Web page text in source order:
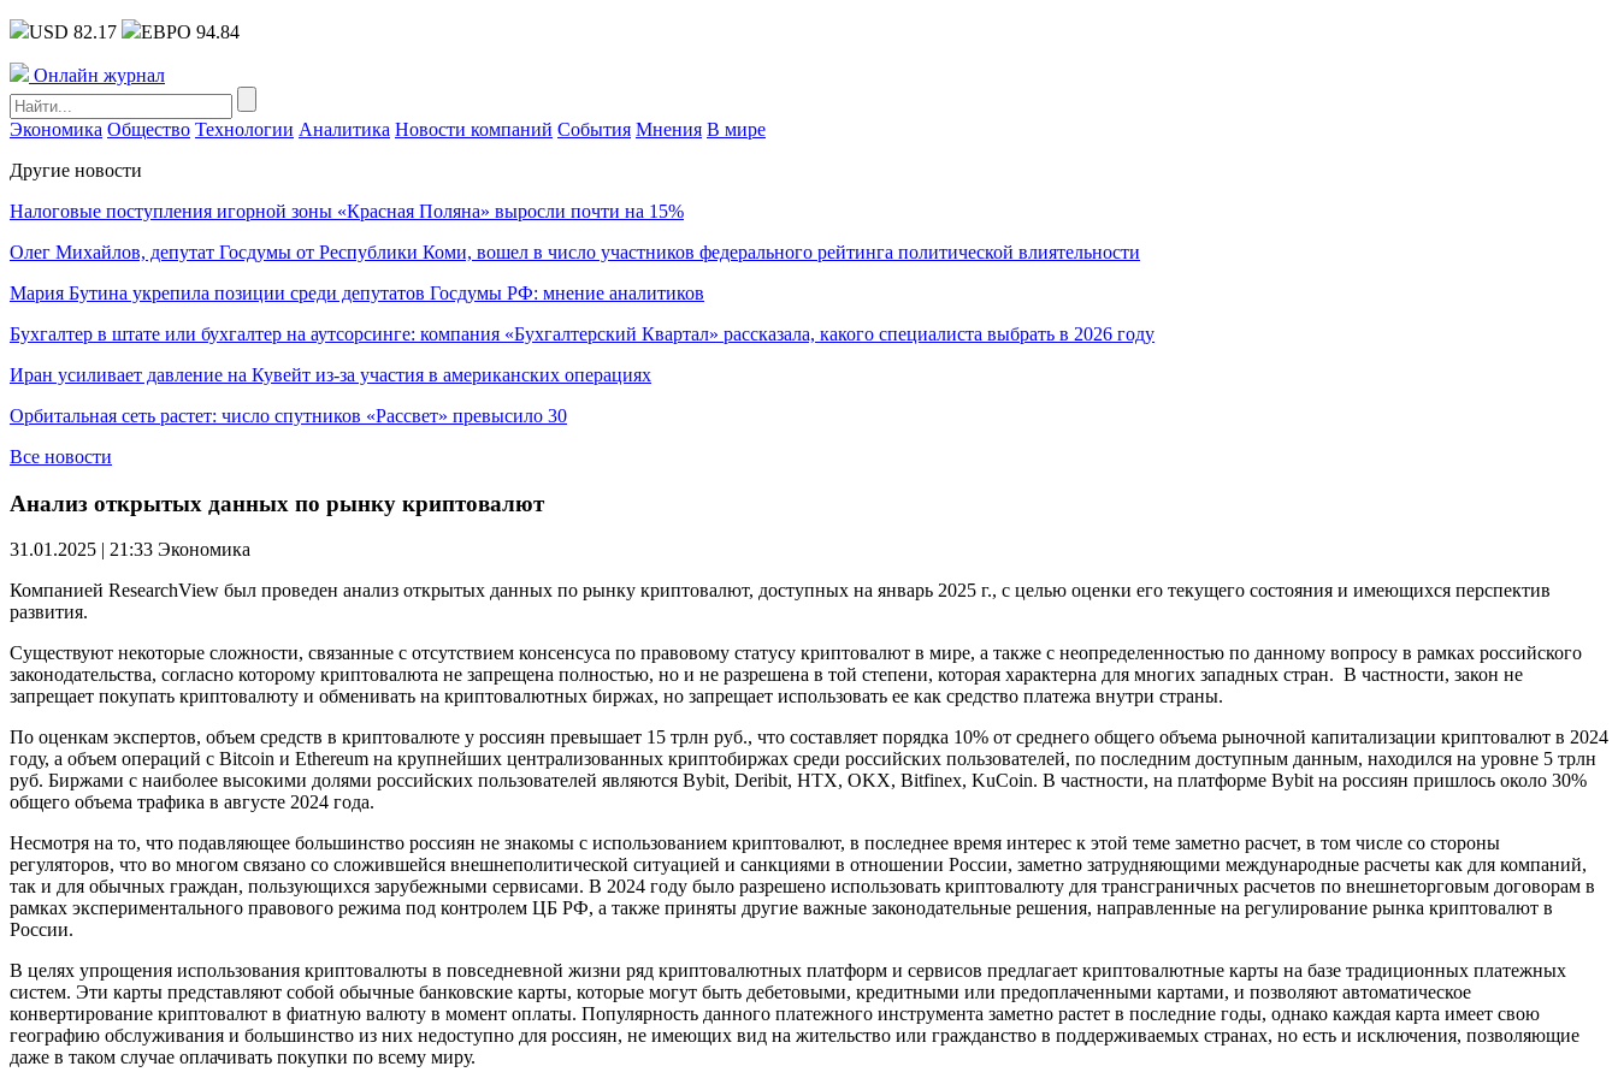
USD 82.17 ЕВРО 94.84
Онлайн журнал
Экономика Общество Технологии Аналитика Новости компаний События Мнения В мире
Другие новости
Налоговые поступления игорной зоны «Красная Поляна» выросли почти на 15%
Олег Михайлов, депутат Госдумы от Республики Коми, вошел в число участников федерального рейтинга политической влиятельности
Мария Бутина укрепила позиции среди депутатов Госдумы РФ: мнение аналитиков
Бухгалтер в штате или бухгалтер на аутсорсинге: компания «Бухгалтерский Квартал» рассказала, какого специалиста выбрать в 2026 году
Иран усиливает давление на Кувейт из-за участия в американских операциях
Орбитальная сеть растет: число спутников «Рассвет» превысило 30
Все новости
Анализ открытых данных по рынку криптовалют
31.01.2025 | 21:33 Экономика
Компанией ResearchView был проведен анализ открытых данных по рынку криптовалют, доступных на январь 2025 г., с целью оценки его текущего состояния и имеющихся перспектив
развития.
Существуют некоторые сложности, связанные с отсутствием консенсуса по правовому статусу криптовалют в мире, а также с неопределенностью по данному вопросу в рамках российского
законодательства, согласно которому криптовалюта не запрещена полностью, но и не разрешена в той степени, которая характерна для многих западных стран. В частности, закон не
запрещает покупать криптовалюту и обменивать на криптовалютных биржах, но запрещает использовать ее как средство платежа внутри страны.
По оценкам экспертов, объем средств в криптовалюте у россиян превышает 15 трлн руб., что составляет порядка 10% от среднего общего объема рыночной капитализации криптовалют в 2024
году, а объем операций с Bitcoin и Ethereum на крупнейших централизованных криптобиржах среди российских пользователей, по последним доступным данным, находился на уровне 5 трлн
руб. Биржами с наиболее высокими долями российских пользователей являются Bybit, Deribit, HTX, OKX, Bitfinex, KuCoin. В частности, на платформе Bybit на россиян пришлось около 30%
общего объема трафика в августе 2024 года.
Несмотря на то, что подавляющее большинство россиян не знакомы с использованием криптовалют, в последнее время интерес к этой теме заметно расчет, в том числе со стороны
регуляторов, что во многом связано со сложившейся внешнеполитической ситуацией и санкциями в отношении России, заметно затрудняющими международные расчеты как для компаний,
так и для обычных граждан, пользующихся зарубежными сервисами. В 2024 году было разрешено использовать криптовалюту для трансграничных расчетов по внешнеторговым договорам в
рамках экспериментального правового режима под контролем ЦБ РФ, а также приняты другие важные законодательные решения, направленные на регулирование рынка криптовалют в
России.
В целях упрощения использования криптовалюты в повседневной жизни ряд криптовалютных платформ и сервисов предлагает криптовалютные карты на базе традиционных платежных
систем. Эти карты представляют собой обычные банковские карты, которые могут быть дебетовыми, кредитными или предоплаченными картами, и позволяют автоматическое
конвертирование криптовалют в фиатную валюту в момент оплаты. Популярность данного платежного инструмента заметно растет в последние годы, однако каждая карта имеет свою
географию обслуживания и большинство из них недоступно для россиян, не имеющих вид на жительство или гражданство в поддерживаемых странах, но есть и исключения, позволяющие
даже в таком случае оплачивать покупки по всему миру.